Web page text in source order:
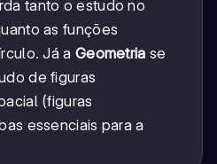
tanto o estudo no
as funções
Já a Geometria se
de figuras
(figuras
essenciais para a